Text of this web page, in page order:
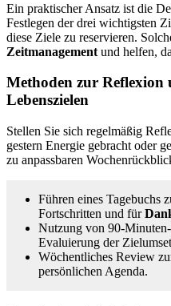
Ein praktischer Ansatz ist die
Festlegen der drei wichtigsten
diese Ziele zu reservieren.
Zeitmanagement und helfen,
Methoden zur
Lebenszielen
Stellen Sie sich regelmäßig
gestern Energie gebracht oder
zu anpassbaren
Führen eines Tagebuchs
Fortschritten und für
Nutzung von 90-
Evaluierung der
Wöchentliches Review
persönlichen Agenda.